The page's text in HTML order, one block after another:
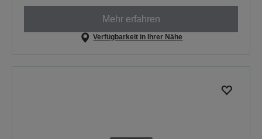
Mehr erfahren
Verfügbarkeit in Ihrer Nähe